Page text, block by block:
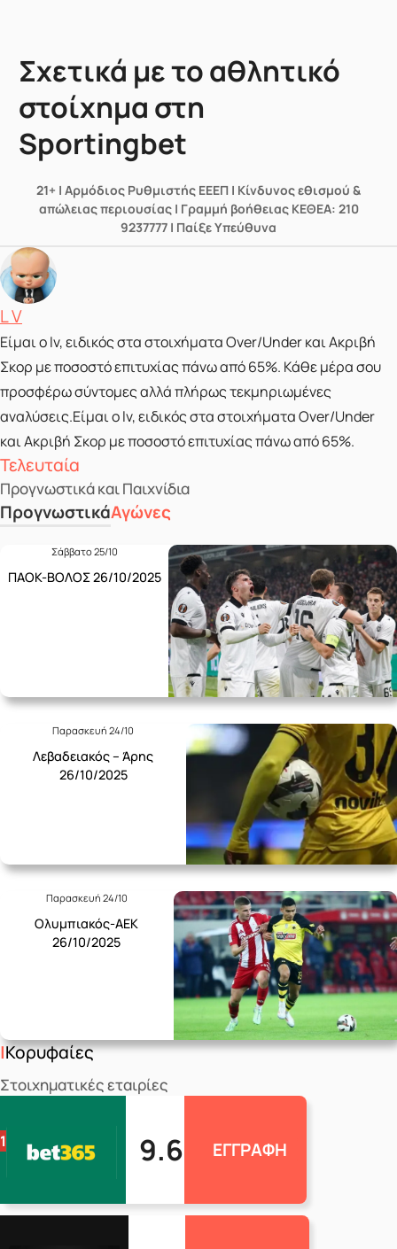
Τελευταία
Προγνωστικά και Παιχνίδια
ΠρογνωστικάΑγώνες
Σάββατο 25/10
ΠΑΟΚ-ΒΟΛΟΣ 26/10/2025
Παρασκευή 24/10
Λεβαδειακός – Άρης
26/10/2025
Παρασκευή 24/10
Ολυμπιακός-ΑΕΚ
26/10/2025
Κορυφαίες
Στοιχηματικές εταιρίες
1 9.6 ΕΓΓΡΑΦΗ
Σχετικά με το αθλητικό
στοίχημα στη
Sportingbet
21+ | Αρμόδιος Ρυθμιστής ΕΕΕΠ | Κίνδυνος εθισμού &
απώλειας περιουσίας | Γραμμή βοήθειας ΚΕΘΕΑ: 210
9237777 | Παίξε Υπεύθυνα
Posted by
L V
Είμαι ο lv, ειδικός στα στοιχήματα Over/Under και Ακριβή
Σκορ με ποσοστό επιτυχίας πάνω από 65%. Κάθε μέρα σου
προσφέρω σύντομες αλλά πλήρως τεκμηριωμένες
αναλύσεις.Είμαι ο lv, ειδικός στα στοιχήματα Over/Under
και Ακριβή Σκορ με ποσοστό επιτυχίας πάνω από 65%.